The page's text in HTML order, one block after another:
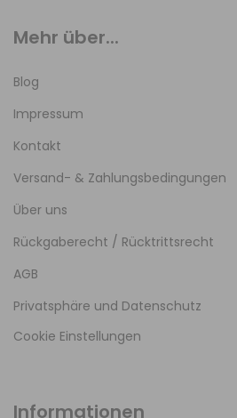
Mehr über...
Blog
Impressum
Kontakt
Versand- & Zahlungsbedingungen
Über uns
Rückgaberecht / Rücktrittsrecht
AGB
Privatsphäre und Datenschutz
Cookie Einstellungen
Informationen